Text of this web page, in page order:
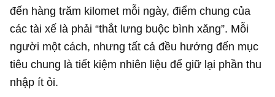
đến hàng trăm kilomet mỗi ngày, điểm chung của
các tài xế là phải “thắt lưng buộc bình xăng”. Mỗi
người một cách, nhưng tất cả đều hướng đến mục
tiêu chung là tiết kiệm nhiên liệu để giữ lại phần thu
nhập ít ỏi.